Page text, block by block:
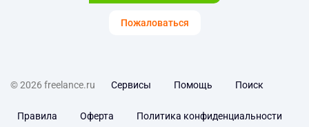
Пожаловаться
© 2026 freelance.ru Сервисы Помощь Поиск
Правила Оферта Политика конфиденциальности